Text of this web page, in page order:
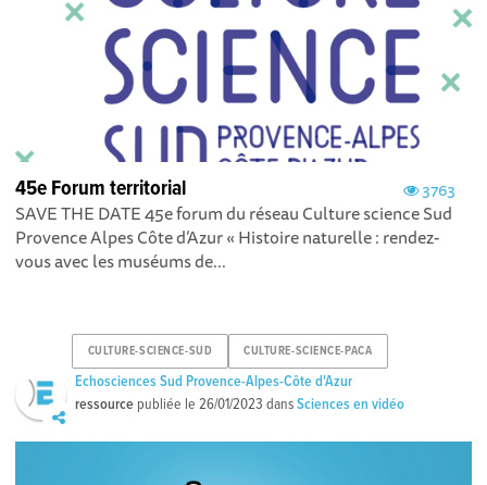
3763
45e Forum territorial
SAVE THE DATE 45e forum du réseau Culture science Sud
Provence Alpes Côte d’Azur « Histoire naturelle : rendez-
vous avec les muséums de...
CULTURE-SCIENCE-SUD CULTURE-SCIENCE-PACA
Echosciences Sud Provence-Alpes-Côte d'Azur
ressource publiée le26/01/2023 dansSciences en vidéo